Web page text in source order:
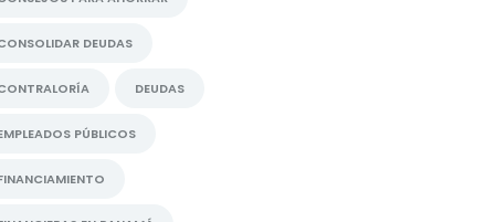
DEUDAS
DEUDAS
PÚBLICOS